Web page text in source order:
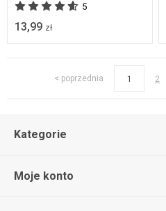
5
13,99 zł
< poprzednia 1 2
Kategorie
Moje konto